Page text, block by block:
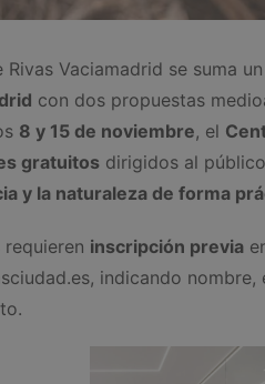
Vaciamadrid se suma
con dos propuestas
8 y 15 de noviembre, el
gratuitos dirigidos al
y la naturaleza de forma
inscripción previa
indicando